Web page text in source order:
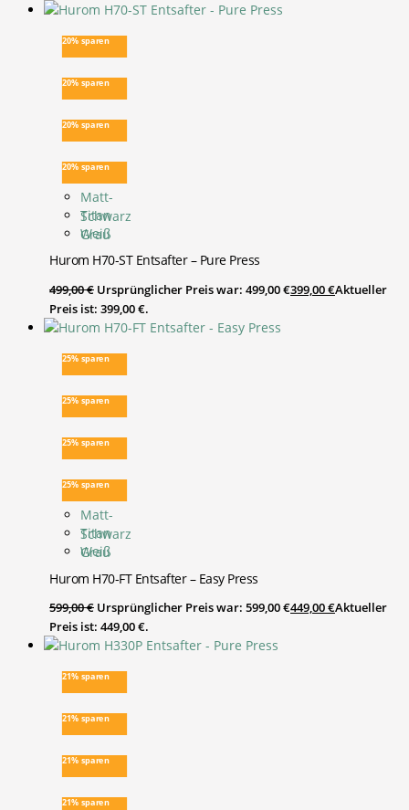
20% sparen
20% sparen
20% sparen
20% sparen
Matt-
Schwarz
Titan
Grau
Weiß
Hurom H70-ST Entsafter – Pure Press
499,00€ Ursprünglicher Preis war: 499,00 €399,00€Aktueller
Preis ist: 399,00 €.
25% sparen
25% sparen
25% sparen
25% sparen
Matt-
Schwarz
Titan
Grau
Weiß
Hurom H70-FT Entsafter – Easy Press
599,00€ Ursprünglicher Preis war: 599,00 €449,00€Aktueller
Preis ist: 449,00 €.
21% sparen
21% sparen
21% sparen
21% sparen